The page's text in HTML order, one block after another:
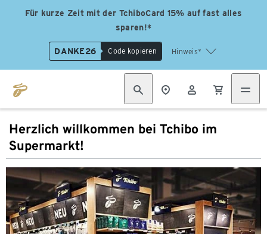
Für kurze Zeit mit der TchiboCard 15% auf fast alles
sparen!*
DANKE26 Code kopieren Hinweis*
Herzlich willkommen bei Tchibo im
Supermarkt!